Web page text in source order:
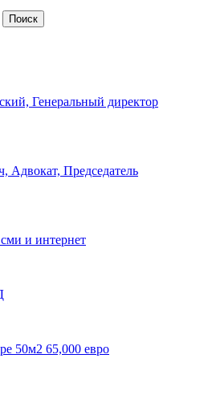
Генеральный директор
Председатель
и интернет
50м2 65,000 евро